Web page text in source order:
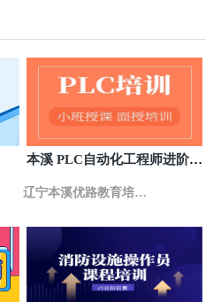
营销中心6A写字楼1226室
训学校
大街298-1号万达广场写字楼
训学校
利路21号万科写字楼2119室
训学校
路2段21号宇洋大厦501室
训学校
安路86号行政大厦1702室
本溪 PLC自动化工程师进阶培
辽宁本溪优路教育培训